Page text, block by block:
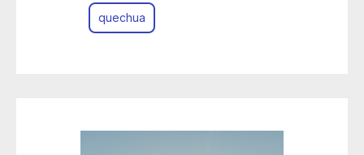
quechua